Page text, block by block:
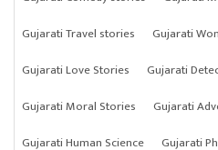
Gujarati Travel stories
Gujarati
Gujarati Love Stories
Gujarati
Gujarati Moral Stories
Gujarati
Gujarati Human Science
Gujarati